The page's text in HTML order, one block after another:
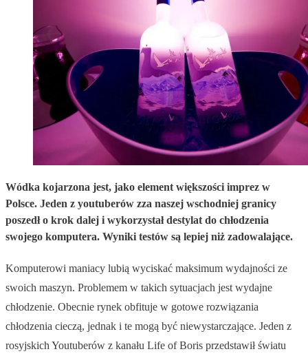
Wódka kojarzona jest, jako element większości imprez w
Polsce. Jeden z youtuberów zza naszej wschodniej granicy
poszedł o krok dalej i wykorzystał destylat do chłodzenia
swojego komputera. Wyniki testów są lepiej niż zadowalające.
Komputerowi maniacy lubią wyciskać maksimum wydajności ze
swoich maszyn. Problemem w takich sytuacjach jest wydajne
chłodzenie. Obecnie rynek obfituje w gotowe rozwiązania
chłodzenia cieczą, jednak i te mogą być niewystarczające. Jeden z
rosyjskich Youtuberów z kanału Life of Boris przedstawił światu